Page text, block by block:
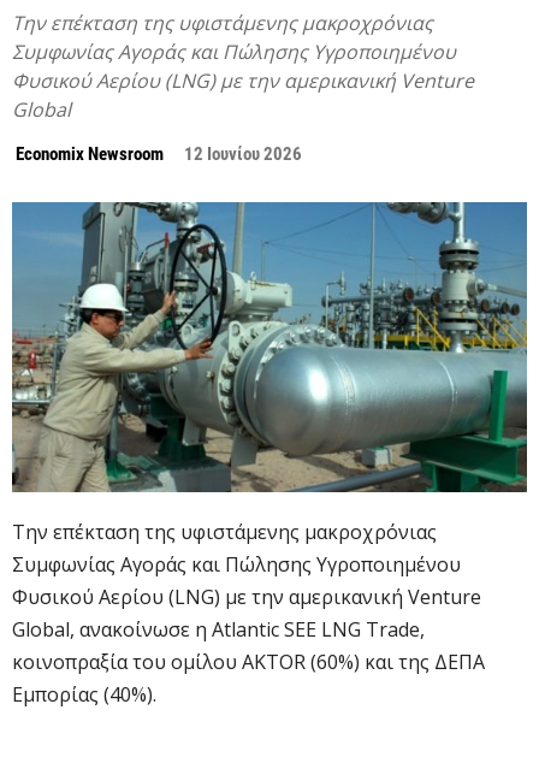
Την επέκταση της υφιστάμενης μακροχρόνιας
Συμφωνίας Αγοράς και Πώλησης Υγροποιημένου
Φυσικού Αερίου (LNG) με την αμερικανική Venture
Global
Economix Newsroom 12 Ιουνίου 2026
Την επέκταση της υφιστάμενης μακροχρόνιας
Συμφωνίας Αγοράς και Πώλησης Υγροποιημένου
Φυσικού Αερίου (LNG) με την αμερικανική Venture
Global, ανακοίνωσε η Atlantic SEE LNG Trade,
κοινοπραξία του ομίλου AKTOR (60%) και της ΔΕΠΑ
Εμπορίας (40%).